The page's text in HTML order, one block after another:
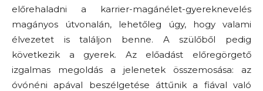
előrehaladni a karrier-magánélet-gyereknevelés
magányos útvonalán, lehetőleg úgy, hogy valami
élvezetet is találjon benne. A szülőből pedig
következik a gyerek. Az előadást előregörgető
izgalmas megoldás a jelenetek összemosása: az
óvónéni apával beszélgetése áttűnik a fiával való